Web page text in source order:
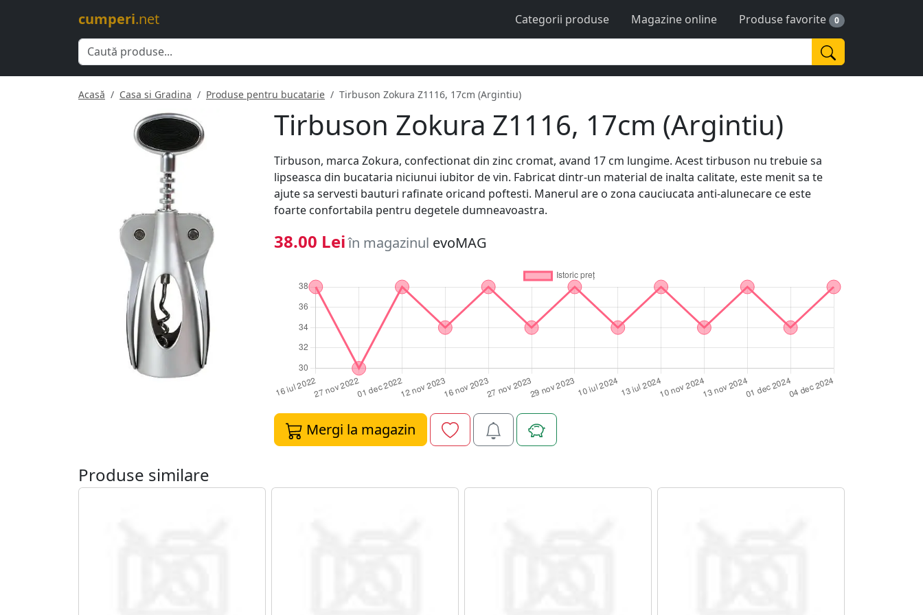
cumperi.net Categorii produse Magazine online Produse favorite 0
Acasă Casa si Gradina Produse pentru bucatarie Tirbuson Zokura Z1116, 17cm (Argintiu)
Tirbuson Zokura Z1116, 17cm (Argintiu)
Tirbuson, marca Zokura, confectionat din zinc cromat, avand 17 cm lungime. Acest tirbuson nu trebuie sa
lipseasca din bucataria niciunui iubitor de vin. Fabricat dintr-un material de inalta calitate, este menit sa te
ajute sa servesti bauturi rafinate oricand poftesti. Manerul are o zona cauciucata anti-alunecare ce este
foarte confortabila pentru degetele dumneavoastra.
38.00 Leiîn magazinul evoMAG
Mergi la magazin
Produse similare